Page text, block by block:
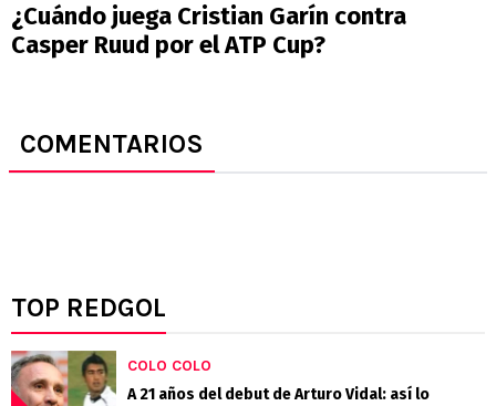
¿Cuándo juega Cristian Garín contra
Casper Ruud por el ATP Cup?
COMENTARIOS
TOP REDGOL
COLO COLO
A 21 años del debut de Arturo Vidal: así lo